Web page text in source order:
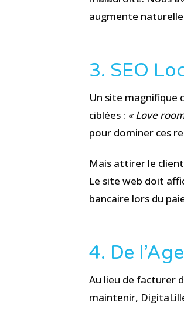
augmente
3. SEO
Un site magnifique
ciblées : « Love
pour dominer ces
Mais attirer le
Le site web doit
bancaire lors du
4. De
Au lieu de facturer
maintenir,